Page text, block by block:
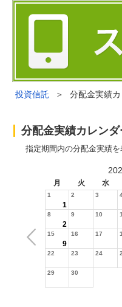
投資信託 ＞ 分配金実績
分配金実績カレンダ
指定期間内の分配金実績
月 火 水
1
1
2 3
8
2
9 10
15
9
16 17
22 23 24
29 30